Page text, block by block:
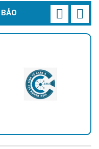
diện rộng.Pin lớn đảm
nghiệm thực tế
Tây Nam.
rung lắc.